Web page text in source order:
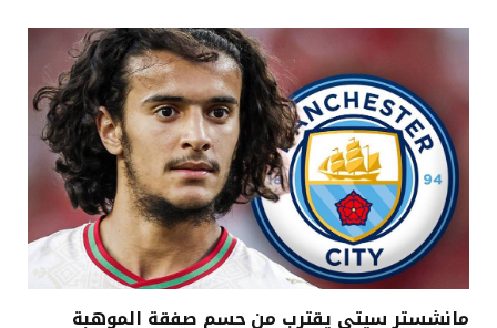
مانشستر سيتي يقترب من حسم صفقة الموهبة